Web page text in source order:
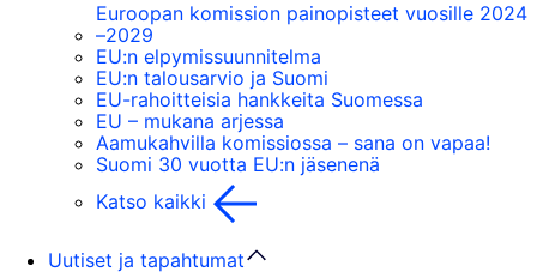
Euroopan komission painopisteet vuosille 2024
–2029
EU:n elpymissuunnitelma
EU:n talousarvio ja Suomi
EU-rahoitteisia hankkeita Suomessa
EU – mukana arjessa
Aamukahvilla komissiossa – sana on vapaa!
Suomi 30 vuotta EU:n jäsenenä
Katso kaikki
Uutiset ja tapahtumat